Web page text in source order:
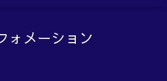
ォメーション